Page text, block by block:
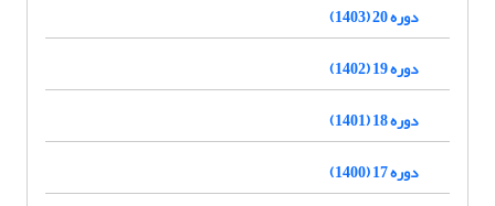
دوره 20 (1403)
دوره 19 (1402)
دوره 18 (1401)
دوره 17 (1400)